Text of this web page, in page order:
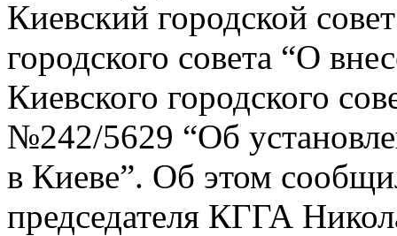
Киевский городской
городского совета “О
Киевского городского
№242/5629 “Об
в Киеве”. Об этом
председателя КГГА